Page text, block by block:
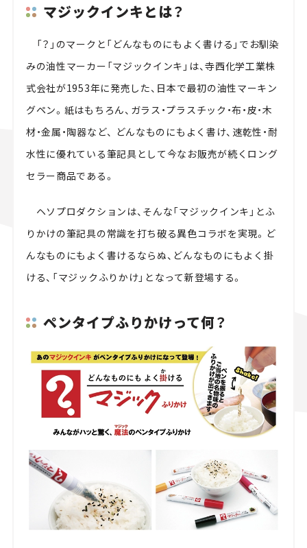
マジックインキとは？
「？」のマークと「どんなものにもよく書ける」でお馴染
みの油性マーカー「マジックインキ」は、寺西化学工業株
式会社が1953年に発売した、日本で最初の油性マーキン
グペン。紙はもちろん、ガラス・プラスチック・布・皮・木
材・金属・陶器など、 どんなものにもよく書け、速乾性・耐
水性に優れている筆記具として今なお販売が続くロング
セラー商品である。
ヘソプロダクションは、そんな「マジックインキ」とふ
りかけの筆記具の常識を打ち破る異色コラボを実現。ど
んなものにもよく書けるならぬ、どんなものにもよく掛
ける、「マジックふりかけ」となって新登場する。
ペンタイプふりかけって何？